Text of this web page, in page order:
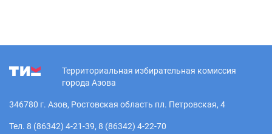
Территориальная избирательная комиссия
города Азова
346780 г. Азов, Ростовская область пл. Петровская, 4
Тел. 8 (86342) 4-21-39, 8 (86342) 4-22-70